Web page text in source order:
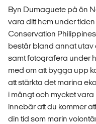
Byn Dumaguete på ön
vara ditt hem under
Conservation Philippines
består bland annat utav
samt fotografera under
med om att bygga upp
att stärkta det marina
i mångt och mycket
innebär att du kommer
din tid som marin